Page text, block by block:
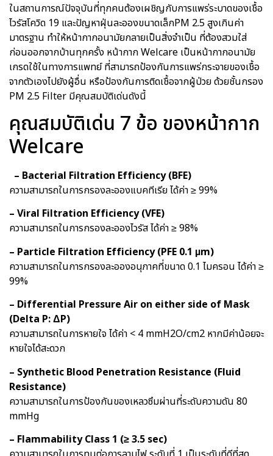
ในสถานการณ์ปัจจุบันที่ทุกคนต้องเผชิญกับการแพร่ระบาดของเชื้อ
ไวรัสโควิด 19 และปัญหาฝุ่นละอองขนาดเล็กPM 2.5 สูงเกินค่า
มาตรฐาน ทำให้หน้ากากอนามัยกลายเป็นสิ่งจำเป็น ที่ต้องสวมใส่
ก่อนออกจากบ้านทุกครั้ง หน้ากาก Welcare เป็นหน้ากากอนามัย
เกรดใช้ในทางการแพทย์ ที่สามารถป้องกันการแพร่กระจายของเชื้อ
จากตัวเองไปยังผู้อื่น หรือป้องกันการติดเชื้อจากผู้ป่วย ด้วยชั้นกรอง
PM 2.5 Filter มีคุณสมบัติเด่นดังนี้
คุณสมบัติเด่น 7 ข้อ ของหน้ากาก
Welcare
– Bacterial Filtration Efficiency (BFE)
ความสามารถในการกรองละอองแบคทีเรีย ได้ค่า ≥ 99%
– Viral Filtration Efficiency (VFE)
ความสามารถในการกรองละอองไวรัส ได้ค่า ≥ 98%
– Particle Filtration Efficiency (PFE 0.1 µm)
ความสามารถในการกรองละอองอนุภาคที่ขนาด 0.1 ไมครอน ได้ค่า ≥
99%
– Differential Pressure Air on either side of Mask
(Delta P: ΔP)
ความสามารถในการหายใจ ได้ค่า < 4 mmH2O/cm2 หากมีค่าน้อยจะ
หายใจได้สะดวก
– Synthetic Blood Penetration Resistance (Fluid
Resistance)
ความสามารถในการป้องกันของเหลวซึมผ่านที่ระดับความดัน 80
mmHg
– Flammability Class 1 (≥ 3.5 sec)